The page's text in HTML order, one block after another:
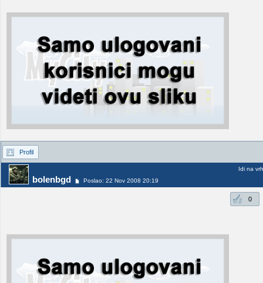
Profil
bolenbgd Poslao: 22 Nov 2008 20:19
Idi na vrh
0